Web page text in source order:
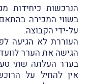
הנרכשות כיחידות
בשווי המכירה
על-ידי הקבוצה.
הגישה את הערר
בערר העלתה שתי
אין להחיל על